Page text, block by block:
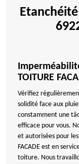
TOITURE
Vérifiez
solidité face aux
constamment une
efficace pour vous.
et autorisées pour les
FACADE est en
toiture. Nous